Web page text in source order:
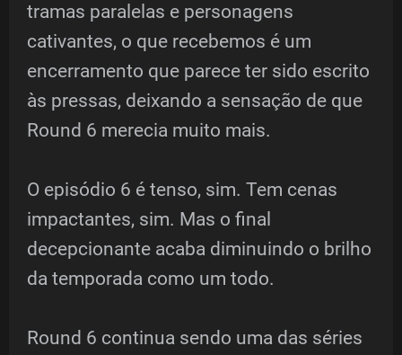
tramas paralelas e personagens
cativantes, o que recebemos é um
encerramento que parece ter sido escrito
às pressas, deixando a sensação de que
Round 6 merecia muito mais.
O episódio 6 é tenso, sim. Tem cenas
impactantes, sim. Mas o final
decepcionante acaba diminuindo o brilho
da temporada como um todo.
Round 6 continua sendo uma das séries